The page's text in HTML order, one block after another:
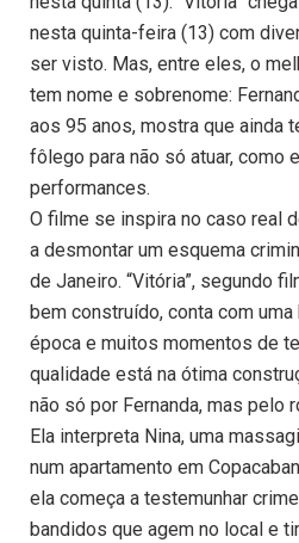
nesta quinta-feira (13) com
ser visto. Mas, entre eles, o
tem nome e sobrenome:
aos 95 anos, mostra que ainda
fôlego para não só atuar, como
performances.
O filme se inspira no caso real
a desmontar um esquema
de Janeiro. “Vitória”, segundo
bem construído, conta com
época e muitos momentos de
qualidade está na ótima
não só por Fernanda, mas pelo
Ela interpreta Nina, uma
num apartamento em
ela começa a testemunhar
bandidos que agem no local e